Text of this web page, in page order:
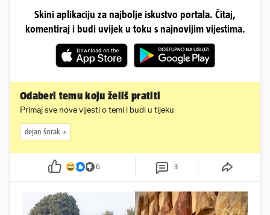
Skini aplikaciju za najbolje iskustvo portala. Čitaj,
komentiraj i budi uvijek u toku s najnovijim vijestima.
Odaberi temu koju želiš pratiti
Primaj sve nove vijesti o temi i budi u tijeku
dejan šorak
6 3